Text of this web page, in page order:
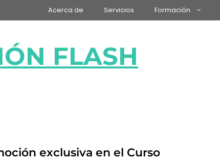
Acerca de Servicios Formación
FLASH
exclusiva en el Curso